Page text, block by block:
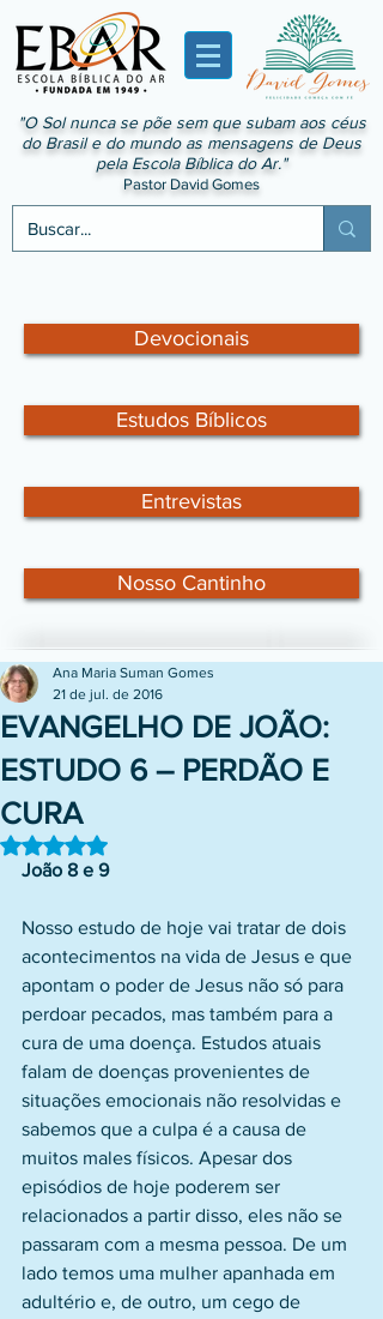
"O Sol nunca se põe sem que subam aos céus
do Brasil e do mundo as mensagens de Deus
pela Escola Bíblica do Ar."
Pastor David Gomes
Devocionais
Estudos Bíblicos
Entrevistas
Nosso Cantinho
EVANGELHO DE JOÃO:
ESTUDO 6 – PERDÃO E
CURA
Ana Maria Suman Gomes
21 de jul. de 2016
Avaliado com NaN de 5 estrelas.
João 8 e 9
Nosso estudo de hoje vai tratar de dois
acontecimentos na vida de Jesus e que
apontam o poder de Jesus não só para
perdoar pecados, mas também para a
cura de uma doença. Estudos atuais
falam de doenças provenientes de
situações emocionais não resolvidas e
sabemos que a culpa é a causa de
muitos males físicos. Apesar dos
episódios de hoje poderem ser
relacionados a partir disso, eles não se
passaram com a mesma pessoa. De um
lado temos uma mulher apanhada em
adultério e, de outro, um cego de